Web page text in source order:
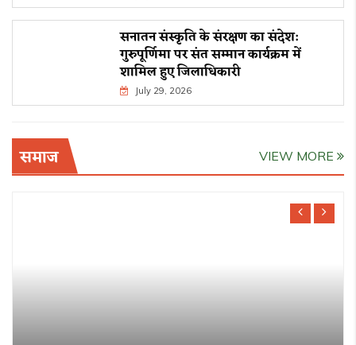
सनातन संस्कृति के संरक्षण का संदेश:
गुरुपूर्णिमा पर संत सम्मान कार्यक्रम में
शामिल हुए जिलाधिकारी
July 29, 2026
समाज VIEW MORE